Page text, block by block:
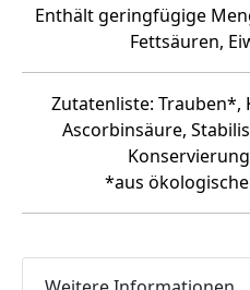
Enthält geringfügige
Fettsäuren,
Zutatenliste: Trauben*,
Ascorbinsäure,
*aus